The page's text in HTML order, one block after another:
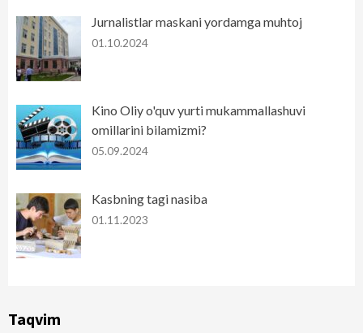
Jurnalistlar maskani yordamga muhtoj
01.10.2024
Kino Oliy o'quv yurti mukammallashuvi
omillarini bilamizmi?
05.09.2024
Kasbning tagi nasiba
01.11.2023
Taqvim